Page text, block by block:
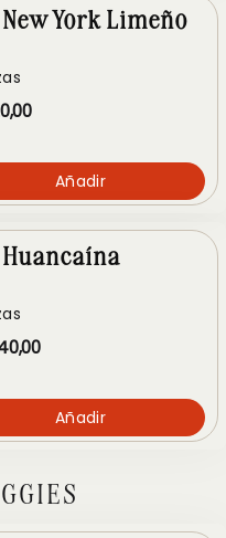
York Limeño
Añadir
Añadir